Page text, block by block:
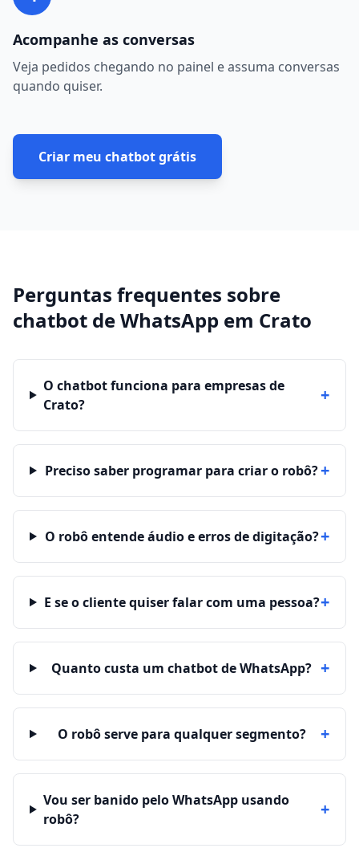
Acompanhe as conversas
Veja pedidos chegando no painel e assuma conversas
quando quiser.
Criar meu chatbot grátis
Perguntas frequentes sobre
chatbot de WhatsApp em Crato
O chatbot funciona para empresas de
Crato?
+
Preciso saber programar para criar o robô?+
O robô entende áudio e erros de digitação?+
E se o cliente quiser falar com uma pessoa?+
Quanto custa um chatbot de WhatsApp? +
O robô serve para qualquer segmento? +
Vou ser banido pelo WhatsApp usando
robô?
+